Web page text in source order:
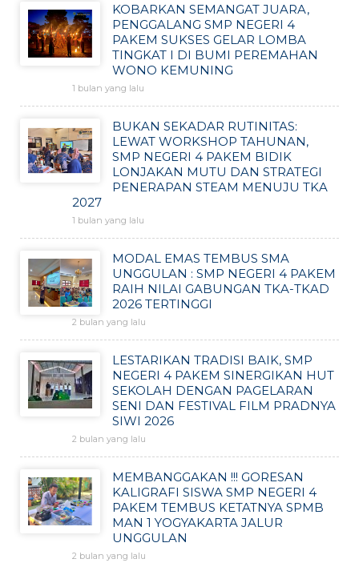
KOBARKAN SEMANGAT JUARA,
PENGGALANG SMP NEGERI 4
PAKEM SUKSES GELAR LOMBA
TINGKAT I DI BUMI PEREMAHAN
WONO KEMUNING
1 bulan yang lalu
BUKAN SEKADAR RUTINITAS:
LEWAT WORKSHOP TAHUNAN,
SMP NEGERI 4 PAKEM BIDIK
LONJAKAN MUTU DAN STRATEGI
PENERAPAN STEAM MENUJU TKA
2027
1 bulan yang lalu
MODAL EMAS TEMBUS SMA
UNGGULAN : SMP NEGERI 4 PAKEM
RAIH NILAI GABUNGAN TKA-TKAD
2026 TERTINGGI
2 bulan yang lalu
LESTARIKAN TRADISI BAIK, SMP
NEGERI 4 PAKEM SINERGIKAN HUT
SEKOLAH DENGAN PAGELARAN
SENI DAN FESTIVAL FILM PRADNYA
SIWI 2026
2 bulan yang lalu
MEMBANGGAKAN !!! GORESAN
KALIGRAFI SISWA SMP NEGERI 4
PAKEM TEMBUS KETATNYA SPMB
MAN 1 YOGYAKARTA JALUR
UNGGULAN
2 bulan yang lalu